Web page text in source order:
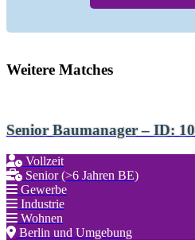
Weitere Matches
Senior Baumanager – ID:
Vollzeit
Senior (>6 Jahren BE)
Gewerbe
Industrie
Wohnen
Berlin und Umgebung